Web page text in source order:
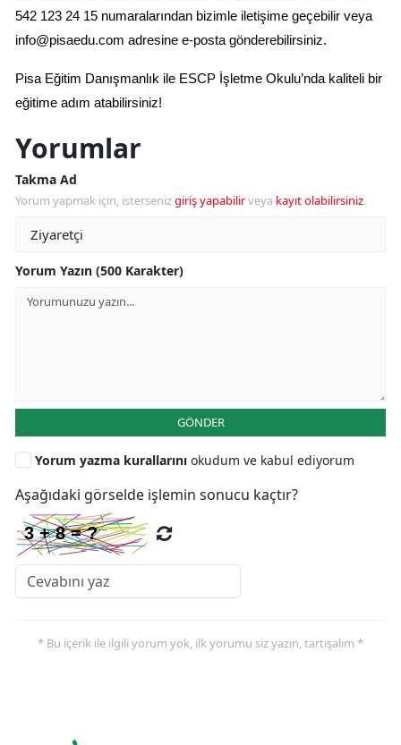
info@pisaedu.com adresine e-posta gönderebilirsiniz.
Pisa Eğitim Danışmanlık ile ESCP İşletme Okulu’nda kaliteli bir
eğitime adım atabilirsiniz!
Yorumlar
Takma Ad
Yorum yapmak için, istersenizgiriş yapabilirveya kayıt olabilirsiniz.
Yorum Yazın (500 Karakter)
GÖNDER
Yorum yazma kurallarını okudum ve kabul ediyorum
Aşağıdaki görselde işlemin sonucu kaçtır?
* Bu içerik ile ilgili yorum yok, ilk yorumu siz yazın, tartışalım *